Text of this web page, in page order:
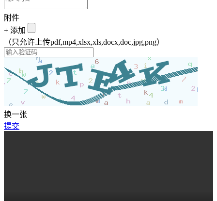
附件
+ 添加
（只允许上传pdf,mp4,xlsx,xls,docx,doc,jpg,png）
换一张
提交